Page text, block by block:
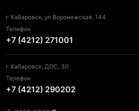
г Хабаровск, ул Воронежская, 144
Телефон
+7 (4212) 271001
г Хабаровск, ДОС, 30
Телефон
+7 (4212) 290202